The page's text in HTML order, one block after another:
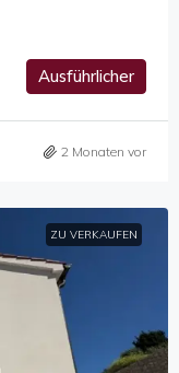
Ausführlicher
2 Monaten vor
ZU VERKAUFEN